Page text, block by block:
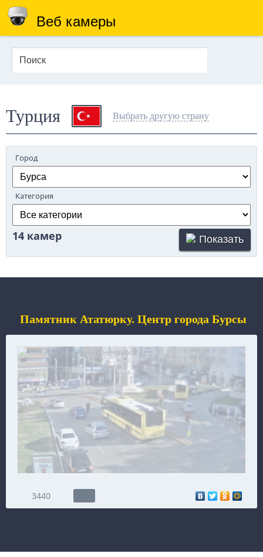
Веб камеры
Турция Выбрать другую страну
Город
Категория
14 камер Показать
Памятник Ататюрку. Центр города Бурсы
3440